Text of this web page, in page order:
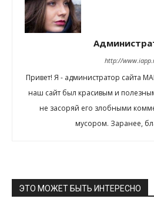
http://
Привет! Я - администратор сайта
наш сайт был красивым и
не засоряй его злобными
мусором. Заранее,
ЭТО МОЖЕТ БЫТЬ ИНТЕРЕСНО